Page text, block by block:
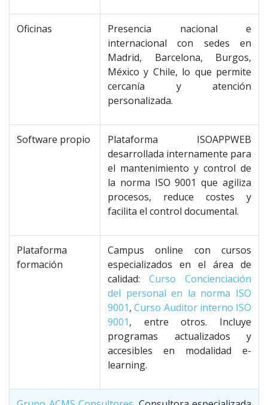
Oficinas
Presencia nacional e
internacional con sedes en
Madrid, Barcelona, Burgos,
México y Chile, lo que permite
cercanía y atención
personalizada.
Software propio
Plataforma ISOAPPWEB
desarrollada internamente para
el mantenimiento y control de
la norma ISO 9001 que agiliza
procesos, reduce costes y
facilita el control documental.
Plataforma
formación
Campus online con cursos
especializados en el área de
calidad: Curso Concienciación
del personal en la norma ISO
9001,Curso Auditor interno ISO
9001, entre otros. Incluye
programas actualizados y
accesibles en modalidad e-
learning.